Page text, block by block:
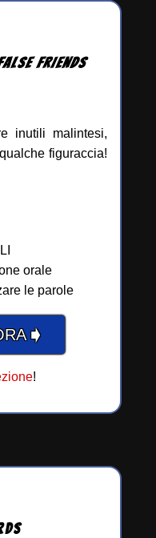
FRIENDS
inutili malintesi,
figuraccia!
orale
le parole
➧
!